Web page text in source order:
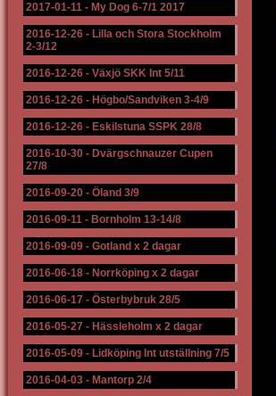
2017-01-11 - My Dog 6-7/1 2017
2016-12-26 - Lilla och Stora Stockholm
2-3/12
2016-12-26 - Växjö SKK Int 5/11
2016-12-26 - Högbo/Sandviken 3-4/9
2016-12-26 - Eskilstuna SSPK 28/8
2016-10-30 - Dvärgschnauzer Cupen
27/8
2016-09-20 - Öland 3/9
2016-09-11 - Bornholm 13-14/8
2016-09-09 - Gotland x 2 dagar
2016-06-18 - Norrköping x 2 dagar
2016-06-17 - Österbybruk 28/5
2016-05-27 - Hässleholm x 2 dagar
2016-05-09 - Lidköping Int utställning 7/5
2016-04-03 - Mantorp 2/4